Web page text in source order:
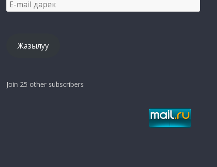
mail
Жазылуу
Join 25 other subscribers